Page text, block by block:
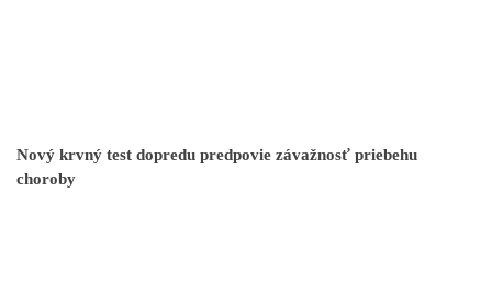
Nový krvný test dopredu predpovie závažnosť priebehu
choroby